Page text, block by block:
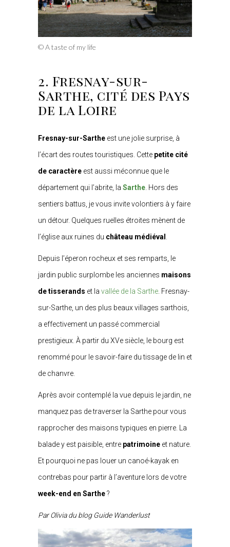
© A taste of my life
2. Fresnay-sur-
Sarthe, cité des Pays
de la Loire
Fresnay-sur-Sarthe est une jolie surprise, à
l’écart des routes touristiques. Cette petite cité
de caractère est aussi méconnue que le
département qui l’abrite, la Sarthe . Hors des
sentiers battus, je vous invite volontiers à y faire
un détour. Quelques ruelles étroites mènent de
l’église aux ruines du château médiéval
Depuis l’éperon rocheux et ses remparts, le
jardin public surplombe les anciennes maisons
de tisserands et la vallée de la Sarthe . Fresnay-
sur-Sarthe, un des plus beaux villages sarthois,
a effectivement un passé commercial
prestigieux. À partir du XVe siècle, le bourg est
renommé pour le savoir-faire du tissage de lin et
de chanvre.
Après avoir contemplé la vue depuis le jardin, ne
manquez pas de traverser la Sarthe pour vous
rapprocher des maisons typiques en pierre. La
balade y est paisible, entre patrimoine et nature.
Et pourquoi ne pas louer un canoé-kayak en
contrebas pour partir à l’aventure lors de votre
week-end en Sarthe?
Par Olivia du blog Guide Wanderlust